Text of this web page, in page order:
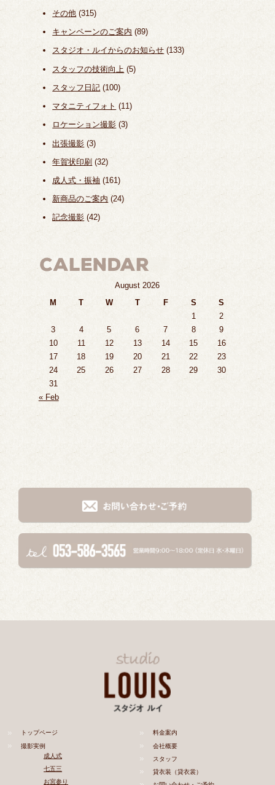
その他 (315)
キャンペーンのご案内 (89)
スタジオ・ルイからのお知らせ (133)
スタッフの技術向上 (5)
スタッフ日記 (100)
マタニティフォト (11)
ロケーション撮影 (3)
出張撮影 (3)
年賀状印刷 (32)
成人式・振袖 (161)
新商品のご案内 (24)
記念撮影 (42)
August 2026
M
T W T F S
S
1
2
3
4 5 6 7 8
9
10
11 12 13 14 15
16
17
18 19 20 21 22
23
24
25 26 27 28 29
30
31
« Feb
トップページ
撮影実例
成人式
七五三
お宮参り
料金案内
会社概要
スタッフ
貸衣装（貸衣裳）